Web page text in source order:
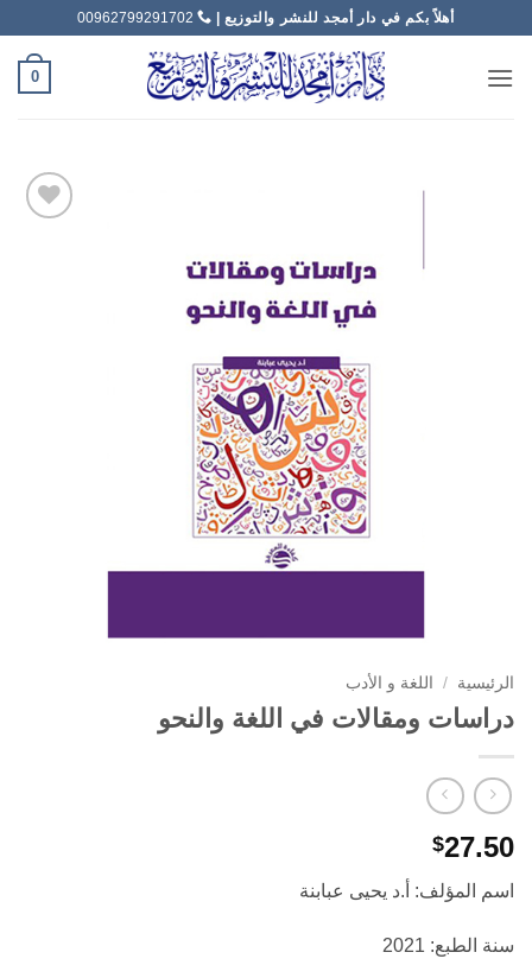
أهلاً بكم في دار أمجد للنشر والتوزيع | 00962799291702
0
الرئيسية / اللغة و الأدب
دراسات ومقالات في اللغة والنحو
$27.50
اسم المؤلف: أ.د يحيى عبابنة
سنة الطبع: 2021